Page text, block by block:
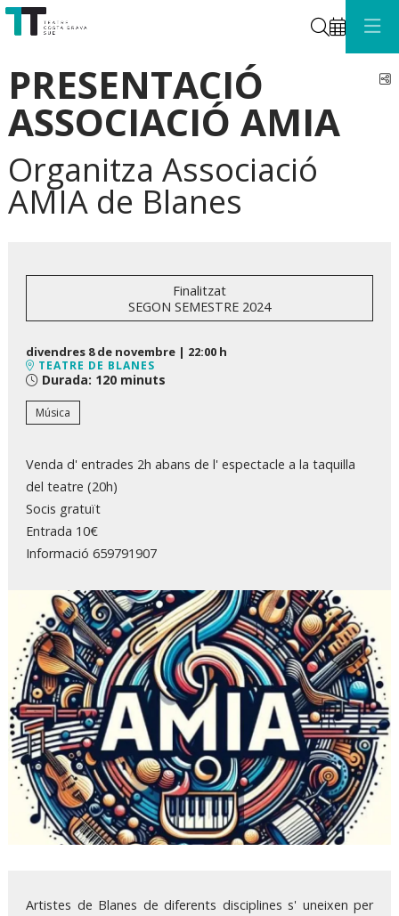
Cerca
PRESENTACIÓ
ASSOCIACIÓ AMIA
Organitza Associació
AMIA de Blanes
Finalitzat
SEGON SEMESTRE 2024
divendres 8 de novembre | 22:00 h
TEATRE DE BLANES
Durada: 120 minuts
Música
Venda d' entrades 2h abans de l' espectacle a la taquilla
del teatre (20h)
Socis gratuït
Entrada 10€
Informació 659791907
Artistes de Blanes de diferents disciplines s' uneixen per